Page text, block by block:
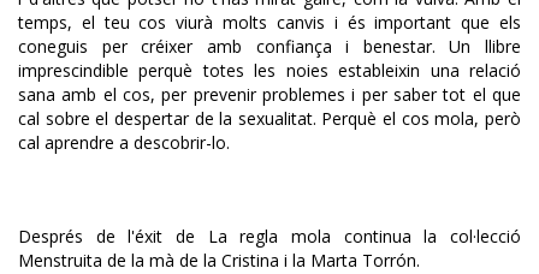
temps, el teu cos viurà molts canvis i és important que els
coneguis per créixer amb confiança i benestar. Un llibre
imprescindible perquè totes les noies estableixin una relació
sana amb el cos, per prevenir problemes i per saber tot el que
cal sobre el despertar de la sexualitat. Perquè el cos mola, però
cal aprendre a descobrir-lo.
Després de l'éxit de La regla mola continua la col·lecció
Menstruita de la mà de la Cristina i la Marta Torrón.